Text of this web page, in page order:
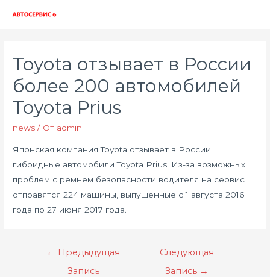
Toyota отзывает в России
более 200 автомобилей
Toyota Prius
news / От admin
Японская компания Toyota отзывает в России
гибридные автомобили Toyota Prius. Из-за возможных
проблем с ремнем безопасности водителя на сервис
отправятся 224 машины, выпущенные с 1 августа 2016
года по 27 июня 2017 года.
Навигация
← Предыдущая
Запись
Следующая
Запись →